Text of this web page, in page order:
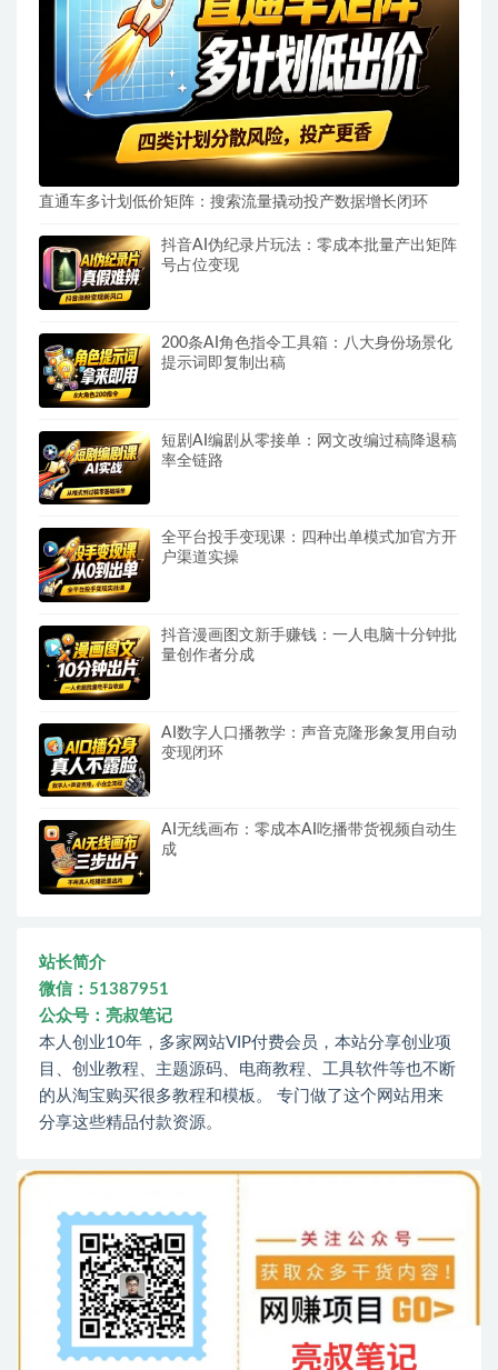
直通车多计划低价矩阵：搜索流量撬动投产数据增长闭环
抖音AI伪纪录片玩法：零成本批量产出矩阵
号占位变现
200条AI角色指令工具箱：八大身份场景化
提示词即复制出稿
短剧AI编剧从零接单：网文改编过稿降退稿
率全链路
全平台投手变现课：四种出单模式加官方开
户渠道实操
抖音漫画图文新手赚钱：一人电脑十分钟批
量创作者分成
AI数字人口播教学：声音克隆形象复用自动
变现闭环
AI无线画布：零成本AI吃播带货视频自动生
成
站长简介
微信：51387951
公众号：亮叔笔记
本人创业10年，多家网站VIP付费会员，本站分享创业项
目、创业教程、主题源码、电商教程、工具软件等也不断
的从淘宝购买很多教程和模板。 专门做了这个网站用来
分享这些精品付款资源。